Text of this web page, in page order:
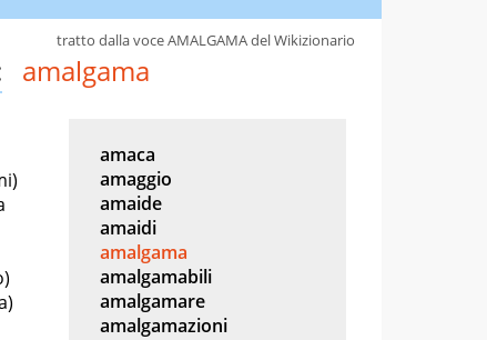
amalgama
tratto dalla voce AMALGAMA del Wikizionario
amaca
amaggio
amaide
amaidi
amalgama
amalgamabili
amalgamare
amalgamazioni